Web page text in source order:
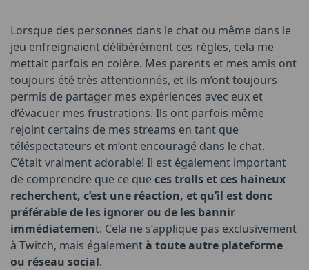
Lorsque des personnes dans le chat ou même dans le
jeu enfreignaient délibérément ces règles, cela me
mettait parfois en colère. Mes parents et mes amis ont
toujours été très attentionnés, et ils m’ont toujours
permis de partager mes expériences avec eux et
d’évacuer mes frustrations. Ils ont parfois même
rejoint certains de mes streams en tant que
téléspectateurs et m’ont encouragé dans le chat.
C’était vraiment adorable! Il est également important
de comprendre que ce que ces trolls et ces haineux
recherchent, c’est une réaction, et qu’il est donc
préférable de les ignorer ou de les bannir
immédiatement. Cela ne s’applique pas exclusivement
à Twitch, mais égalementà toute autre plateforme
ou réseau social.